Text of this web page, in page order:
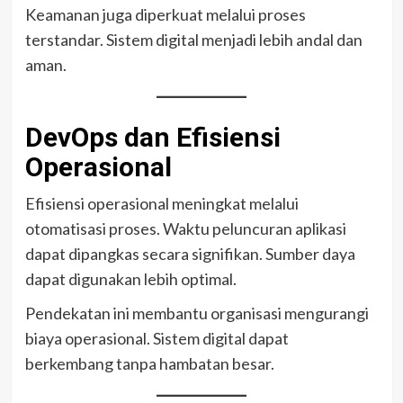
Keamanan juga diperkuat melalui proses
terstandar. Sistem digital menjadi lebih andal dan
aman.
DevOps dan Efisiensi
Operasional
Efisiensi operasional meningkat melalui
otomatisasi proses. Waktu peluncuran aplikasi
dapat dipangkas secara signifikan. Sumber daya
dapat digunakan lebih optimal.
Pendekatan ini membantu organisasi mengurangi
biaya operasional. Sistem digital dapat
berkembang tanpa hambatan besar.